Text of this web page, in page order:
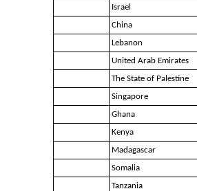
Israel
China
Lebanon
United Arab Emirates
The State of Palestine
Singapore
Ghana
Kenya
Madagascar
Somalia
Tanzania